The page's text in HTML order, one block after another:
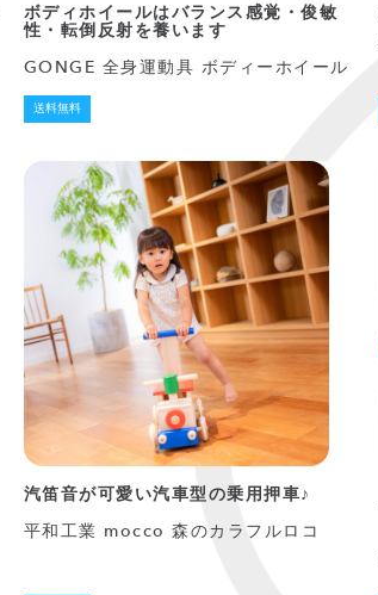
ボディホイールはバランス感覚・俊敏
性・転倒反射を養います
GONGE 全身運動具 ボディーホイール
送料無料
汽笛音が可愛い汽車型の乗用押車♪
平和工業 mocco 森のカラフルロコ